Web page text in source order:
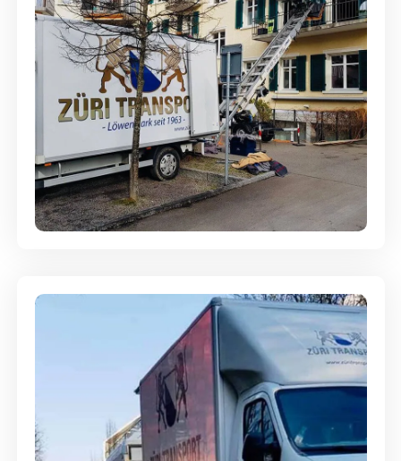
Entsorgung & Räumung